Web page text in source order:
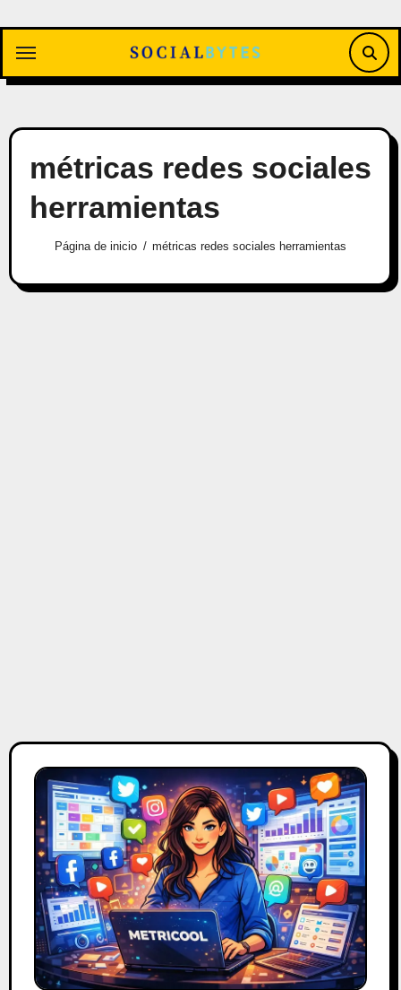
contenido
métricas redes sociales
herramientas
Página de inicio métricas redes sociales herramientas